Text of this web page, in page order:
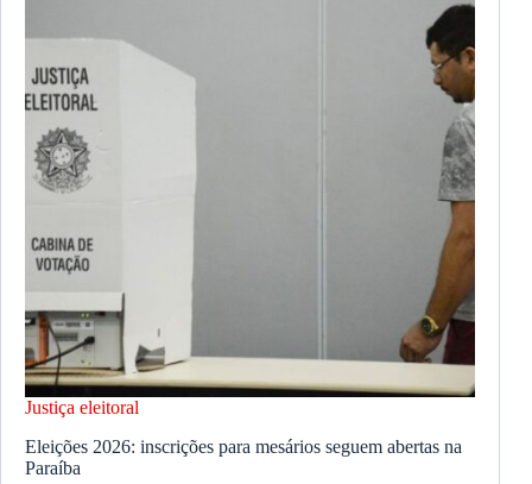
Justiça eleitoral
Eleições 2026: inscrições para mesários seguem abertas na
Paraíba